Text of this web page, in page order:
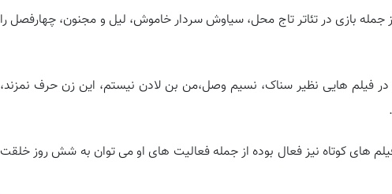
جمله بازی در تئاتر تاج محل، سیاوش سردار خاموش، لیل و مجنون، چهارفصل را
فیلم هایی نظیر سناک، نسیم وصل،من بن لادن نیستم، این زن حرف نمزند،
های کوتاه نیز فعال بوده از جمله فعالیت های او می توان به شش روز خلقت